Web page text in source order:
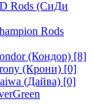
Rods (СиДи
Rods
(Кондор) [8]
(Крони) [0]
(Дайва) [0]